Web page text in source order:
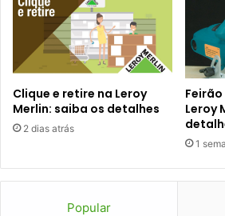
Clique e retire na Leroy
Merlin: saiba os detalhes
2 dias atrás
Leroy
1
Popular